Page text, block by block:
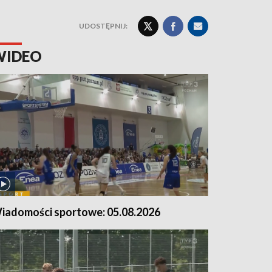
UDOSTĘPNIJ:
sportowe: 05.08.2026